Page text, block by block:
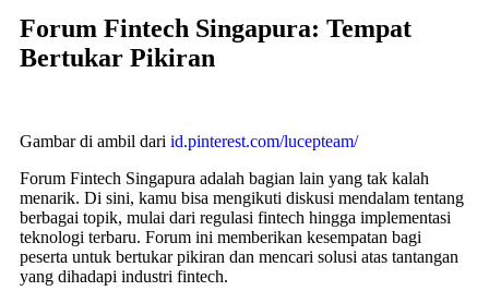
Forum Fintech Singapura: Tempat
Bertukar Pikiran
Gambar di ambil dari id.pinterest.com/lucepteam/
Forum Fintech Singapura adalah bagian lain yang tak kalah
menarik. Di sini, kamu bisa mengikuti diskusi mendalam tentang
berbagai topik, mulai dari regulasi fintech hingga implementasi
teknologi terbaru. Forum ini memberikan kesempatan bagi
peserta untuk bertukar pikiran dan mencari solusi atas tantangan
yang dihadapi industri fintech.